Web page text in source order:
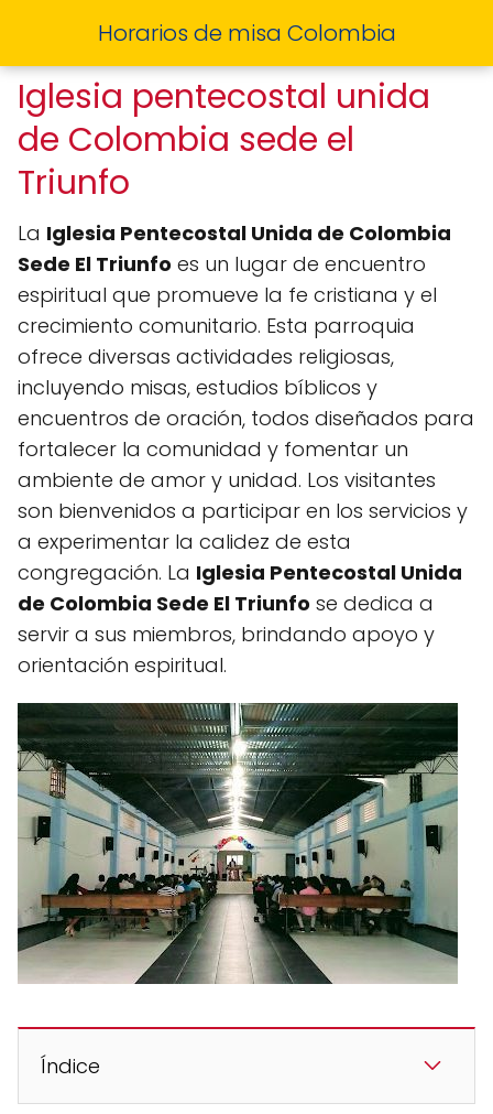
Horarios de misa Colombia
Iglesia pentecostal unida
de Colombia sede el
Triunfo
La Iglesia Pentecostal Unida de Colombia
Sede El Triunfo es un lugar de encuentro
espiritual que promueve la fe cristiana y el
crecimiento comunitario. Esta parroquia
ofrece diversas actividades religiosas,
incluyendo misas, estudios bíblicos y
encuentros de oración, todos diseñados para
fortalecer la comunidad y fomentar un
ambiente de amor y unidad. Los visitantes
son bienvenidos a participar en los servicios y
a experimentar la calidez de esta
congregación. La Iglesia Pentecostal Unida
de Colombia Sede El Triunfo se dedica a
servir a sus miembros, brindando apoyo y
orientación espiritual.
Índice